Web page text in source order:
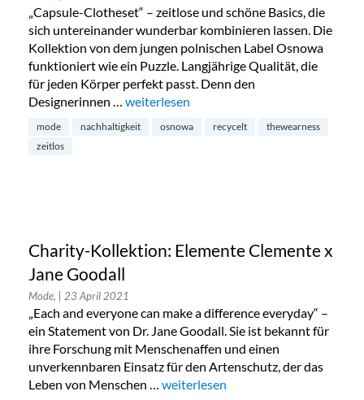
„Capsule-Clotheset“ – zeitlose und schöne Basics, die
sich untereinander wunderbar kombinieren lassen. Die
Kollektion von dem jungen polnischen Label Osnowa
funktioniert wie ein Puzzle. Langjährige Qualität, die
für jeden Körper perfekt passt. Denn den
Designerinnen … „Osnowa: zeitlose Basics aus Polen“
weiterlesen
mode nachhaltigkeit osnowa recycelt
thewearness
zeitlos
Charity-Kollektion: Elemente Clemente x
Jane Goodall
Mode, | 23 April 2021
„Each and everyone can make a difference everyday“ –
ein Statement von Dr. Jane Goodall. Sie ist bekannt für
ihre Forschung mit Menschenaffen und einen
unverkennbaren Einsatz für den Artenschutz, der das
Leben von Menschen … „Charity-Kollektion: Elemente
weiterlesen